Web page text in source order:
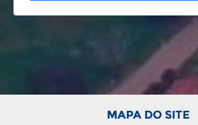
MAPA DO SITE